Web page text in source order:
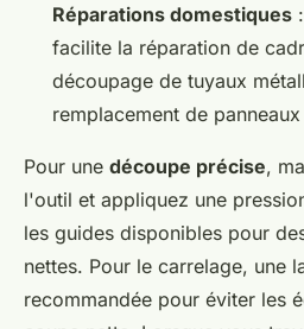
Réparations domestiques
facilite la réparation de
découpage de tuyaux
remplacement de
Pour une découpe précise,
l'outil et appliquez une
les guides disponibles pour
nettes. Pour le carrelage, une
recommandée pour éviter les